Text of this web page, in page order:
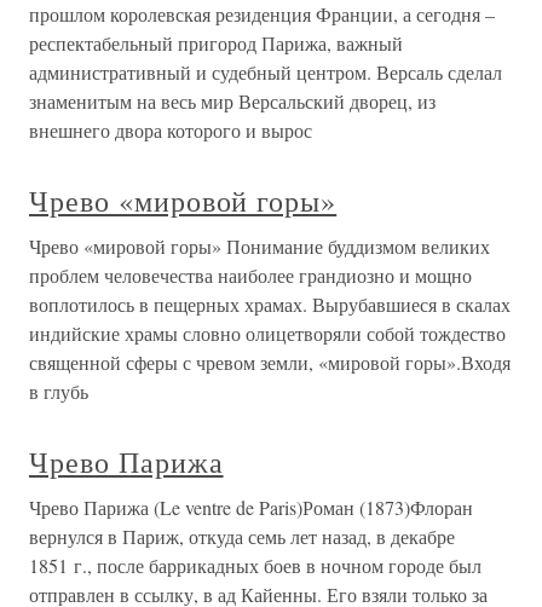
прошлом королевская резиденция Франции, а сегодня –
респектабельный пригород Парижа, важный
административный и судебный центром. Версаль сделал
знаменитым на весь мир Версальский дворец, из
внешнего двора которого и вырос
Чрево «мировой горы»
Чрево «мировой горы» Понимание буддизмом великих
проблем человечества наиболее грандиозно и мощно
воплотилось в пещерных храмах. Вырубавшиеся в скалах
индийские храмы словно олицетворяли собой тождество
священной сферы с чревом земли, «мировой горы».Входя
в глубь
Чрево Парижа
Чрево Парижа (Le ventre de Paris)Роман (1873)Флоран
вернулся в Париж, откуда семь лет назад, в декабре
1851 г., после баррикадных боев в ночном городе был
отправлен в ссылку, в ад Кайенны. Его взяли только за